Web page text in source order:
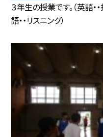
３年生の授業です。（英語・
語・・リスニング）